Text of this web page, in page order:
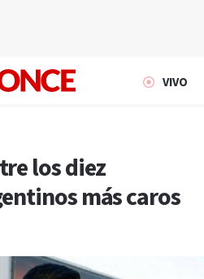
VIVO
los diez
más caros